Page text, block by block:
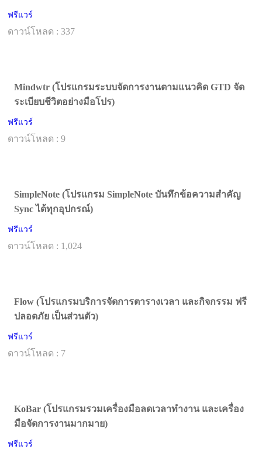
ฟรีแวร์
ดาวน์โหลด : 337
Mindwtr (โปรแกรมระบบจัดการงานตามแนวคิด GTD จัด
ระเบียบชีวิตอย่างมือโปร)
ฟรีแวร์
ดาวน์โหลด : 9
SimpleNote (โปรแกรม SimpleNote บันทึกข้อความสำคัญ
Sync ได้ทุกอุปกรณ์)
ฟรีแวร์
ดาวน์โหลด : 1,024
Flow (โปรแกรมบริการจัดการตารางเวลา และกิจกรรม ฟรี
ปลอดภัย เป็นส่วนตัว)
ฟรีแวร์
ดาวน์โหลด : 7
KoBar (โปรแกรมรวมเครื่องมือลดเวลาทำงาน และเครื่อง
มือจัดการงานมากมาย)
ฟรีแวร์